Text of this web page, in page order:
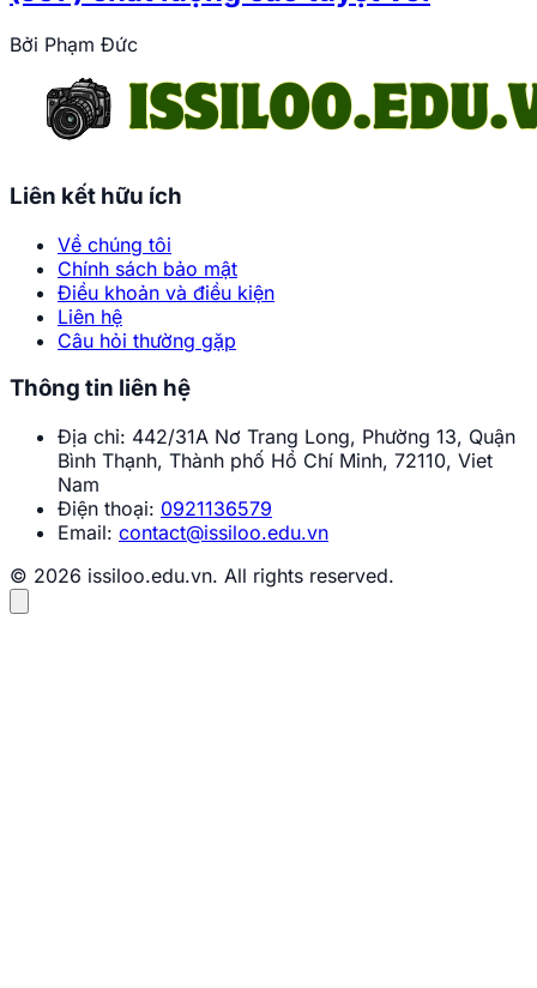
Bởi Phạm Đức
Liên kết hữu ích
Về chúng tôi
Chính sách bảo mật
Điều khoản và điều kiện
Liên hệ
Câu hỏi thường gặp
Thông tin liên hệ
Địa chỉ: 442/31A Nơ Trang Long, Phường 13, Quận
Bình Thạnh, Thành phố Hồ Chí Minh, 72110, Viet
Nam
Điện thoại: 0921136579
Email: contact@issiloo.edu.vn
© 2026 issiloo.edu.vn. All rights reserved.